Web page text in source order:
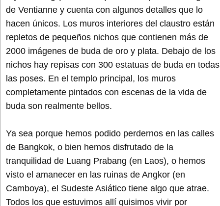
de Ventianne y cuenta con algunos detalles que lo
hacen únicos. Los muros interiores del claustro están
repletos de pequeños nichos que contienen más de
2000 imágenes de buda de oro y plata. Debajo de los
nichos hay repisas con 300 estatuas de buda en todas
las poses. En el templo principal, los muros
completamente pintados con escenas de la vida de
buda son realmente bellos.
Ya sea porque hemos podido perdernos en las calles
de Bangkok, o bien hemos disfrutado de la
tranquilidad de Luang Prabang (en Laos), o hemos
visto el amanecer en las ruinas de Angkor (en
Camboya), el Sudeste Asiático tiene algo que atrae.
Todos los que estuvimos allí quisimos vivir por